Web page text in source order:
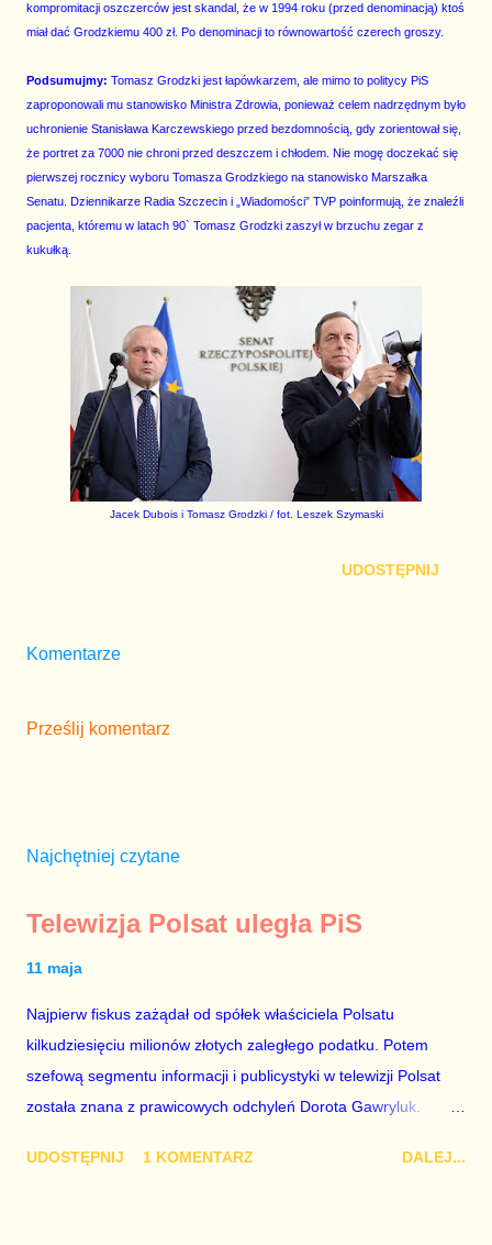
kompromitacji oszczerców jest skandal, że w 1994 roku (przed denominacją) ktoś
miał dać Grodzkiemu 400 zł. Po denominacji to równowartość czerech groszy.
Podsumujmy: Tomasz Grodzki jest łapówkarzem, ale mimo to politycy PiS
zaproponowali mu stanowisko Ministra Zdrowia, ponieważ celem nadrzędnym było
uchronienie Stanisława Karczewskiego przed bezdomnością, gdy zorientował się,
że portret za 7000 nie chroni przed deszczem i chłodem. Nie mogę doczekać się
pierwszej rocznicy wyboru Tomasza Grodzkiego na stanowisko Marszałka
Senatu. Dziennikarze Radia Szczecin i „Wiadomości” TVP poinformują, że znaleźli
pacjenta, któremu w latach 90` Tomasz Grodzki zaszył w brzuchu zegar z
kukułką.
Jacek Dubois i Tomasz Grodzki / fot. Leszek Szymaski
UDOSTĘPNIJ
Komentarze
Prześlij komentarz
Najchętniej czytane
Telewizja Polsat uległa PiS
11 maja
Najpierw fiskus zażądał od spółek właściciela Polsatu
kilkudziesięciu milionów złotych zaległego podatku. Potem
szefową segmentu informacji i publicystyki w telewizji Polsat
została znana z prawicowych odchyleń Dorota Gawryluk.
marionetka partii rządzącej, żona agenta SB, który jest obecnie
UDOSTĘPNIJ 1 KOMENTARZ DALEJ...